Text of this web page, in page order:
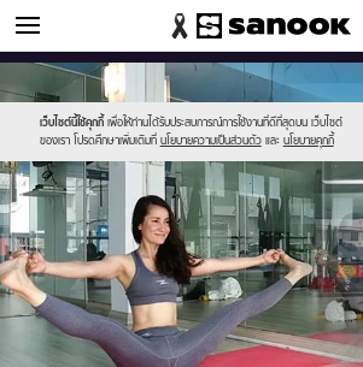
ข่าวบันเทิง
เว็บไซต์นี้ใช้คุกกี้ เพื่อให้ท่านได้รับประสบการณ์การใช้งานที่ดีที่สุดบน เว็บไซต์
ของเรา โปรดศึกษาเพิ่มเติมที่ นโยบายความเป็นส่วนตัว และ นโยบายคุกกี้
Sanook
//s.isanook.com/sr/0/images/logo-
new-
sanook.png
//s.isanook.com/ns/0/ud/570/2850470/dfgrtgh.jpg